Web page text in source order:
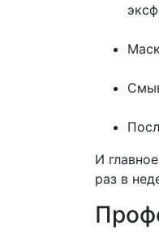
И
раз в